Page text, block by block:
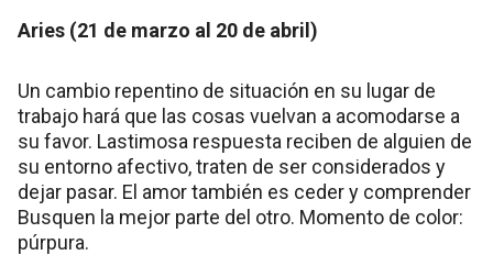
Aries (21 de marzo al 20 de abril)
Un cambio repentino de situación en su lugar de
trabajo hará que las cosas vuelvan a acomodarse a
su favor. Lastimosa respuesta reciben de alguien de
su entorno afectivo, traten de ser considerados y
dejar pasar. El amor también es ceder y comprender
Busquen la mejor parte del otro. Momento de color:
púrpura.